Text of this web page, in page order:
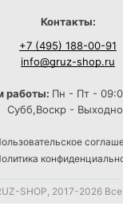
Контакты:
+7 (495) 188-00-91
info@gruz-shop.ru
работы: Пн - Пт -
Субб,Воскр -
SHOP, 2017-2026